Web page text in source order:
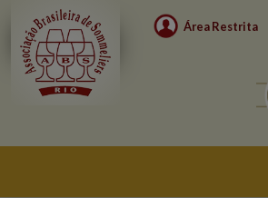
Área Restrita